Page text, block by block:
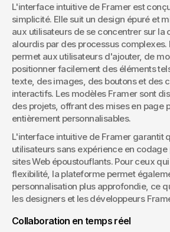
L'interface intuitive de Framer est
simplicité. Elle suit un design épuré et
aux utilisateurs de se concentrer sur la
alourdis par des processus complexes.
permet aux utilisateurs d'ajouter, de
positionner facilement des éléments
texte, des images, des boutons et des
interactifs. Les modèles Framer sont
des projets, offrant des mises en page
entièrement personnalisables.
L'interface intuitive de Framer garantit
utilisateurs sans expérience en
sites Web époustouflants. Pour ceux
flexibilité, la plateforme permet
personnalisation plus approfondie, ce
les designers et les développeurs
Collaboration en temps réel